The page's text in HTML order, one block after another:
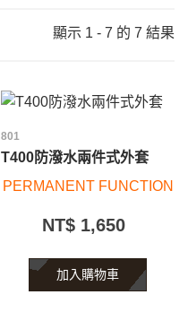
顯示 1 - 7 的 7 結果
801
T400防潑水兩件式外套
PERMANENT FUNCTION
NT$ 1,650
加入購物車